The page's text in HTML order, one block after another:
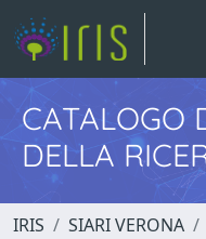
CATALOGO
DELLA
IRIS SIARI VERONA